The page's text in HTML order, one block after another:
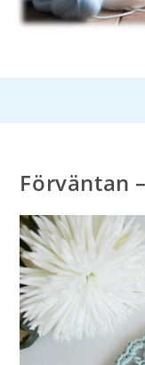
Förväntan